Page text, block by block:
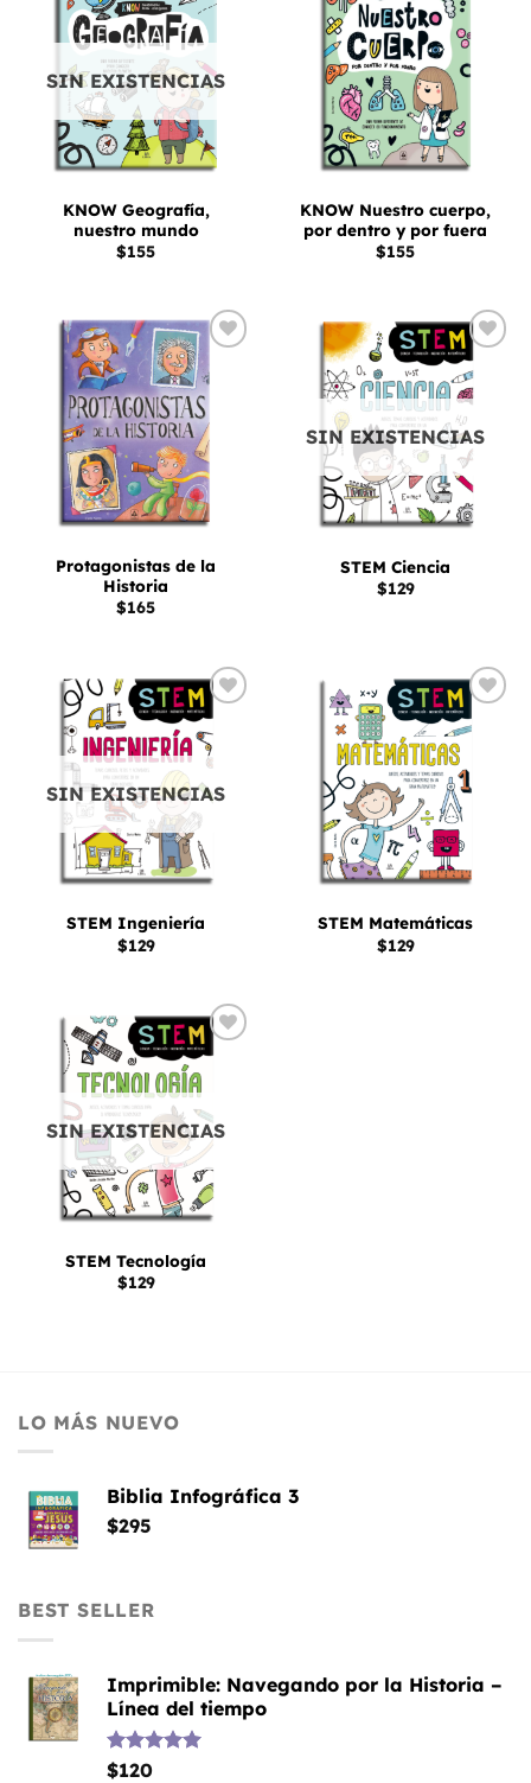
Añadir
a la
lista
deseos
SIN EXISTENCIAS
KNOW Geografía,
nuestro mundo
$155
Añadir
lista
deseos
KNOW Nuestro cuerpo,
por dentro y por fuera
$155
Añadir
a la
lista
deseos
Protagonistas de la
Historia
$165
Añadir
a la
lista
deseos
SIN EXISTENCIAS
STEM Ciencia
$129
Añadir
a la
lista
de
deseos
SIN EXISTENCIAS
STEM Ingeniería
$129
Añadir
a la
de
deseos
STEM Matemáticas
$129
Añadir
deseos
SIN EXISTENCIAS
STEM Tecnología
$129
LO MÁS NUEVO
Biblia Infográfica 3
$295
BEST SELLER
Imprimible: Navegando por la Historia –
Línea del tiempo
Valorado
$120